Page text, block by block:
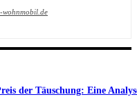
wohnmobil.de
der Täuschung: Eine